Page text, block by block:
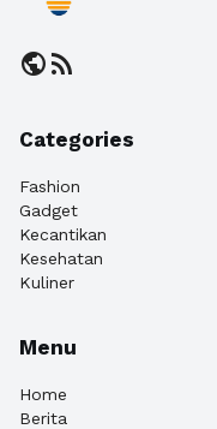
publicrss_feed
Categories
Fashion
Gadget
Kecantikan
Kesehatan
Kuliner
Menu
Home
Berita